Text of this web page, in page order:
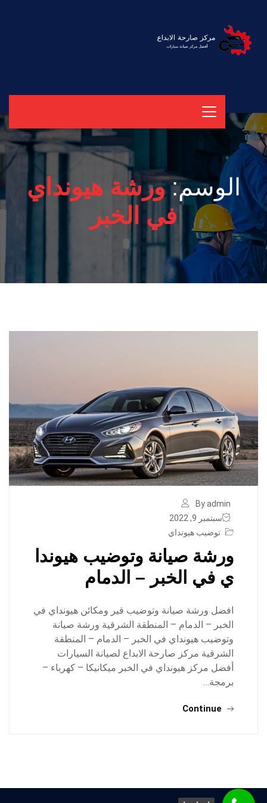
الوسم:ورشة هيونداي
في الخبر
By admin
سبتمبر 9, 2022
توضيب هيونداي
ورشة صيانة وتوضيب هيوندا
ي في الخبر – الدمام
افضل ورشة صيانة وتوضيب قير ومكائن هيونداي في
الخبر – الدمام – المنطقة الشرقية ورشة صيانة
وتوضيب هيونداي في الخبر – الدمام – المنطقة
الشرقية مركز صارحة الابداع لصيانة السيارات
أفضل مركز هيونداي في الخبر ميكانيكا – كهرباء –
برمجة…
Continue